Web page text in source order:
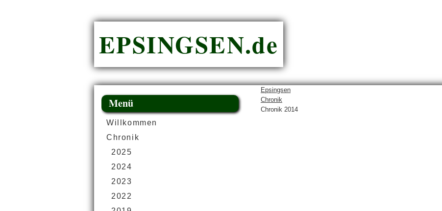
EPSINGSEN.de
Epsingsen
Chronik
Chronik 2014
Menü
Willkommen
Chronik
2025
2024
2023
2022